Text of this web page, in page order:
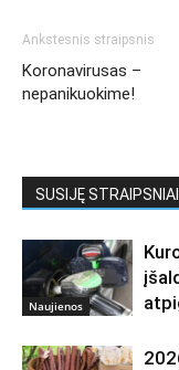
Ankstesnis straipsnis
Koronavirusas –
nepanikuokime!
SUSIJĘ STRAIPSNIAI
Naujienos